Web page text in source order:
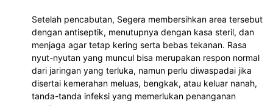
Setelah pencabutan, Segera membersihkan area tersebut
dengan antiseptik, menutupnya dengan kasa steril, dan
menjaga agar tetap kering serta bebas tekanan. Rasa
nyut-nyutan yang muncul bisa merupakan respon normal
dari jaringan yang terluka, namun perlu diwaspadai jika
disertai kemerahan meluas, bengkak, atau keluar nanah,
tanda-tanda infeksi yang memerlukan penanganan